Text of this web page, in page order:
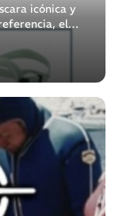
icónica y
el